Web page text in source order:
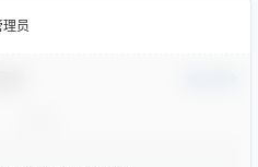
理员